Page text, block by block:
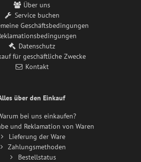
Über uns
Service buchen
Geschäftsbedingungen
Datenschutz
für geschäftliche Zwecke
Kontakt
über den Einkauf
bei uns einkaufen?
und Reklamation von Waren
Lieferung der Ware
Zahlungsmethoden
Bestellstatus